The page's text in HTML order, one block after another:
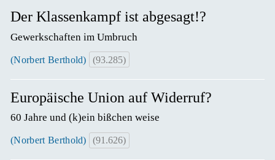
Der Klassenkampf ist abgesagt!?
Gewerkschaften im Umbruch
(Norbert Berthold) (93.285)
Europäische Union auf Widerruf?
60 Jahre und (k)ein bißchen weise
(Norbert Berthold) (91.626)